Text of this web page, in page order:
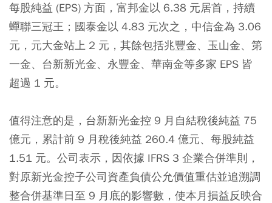
每股純益 (EPS) 方面，富邦金以 6.38 元居首，持續
蟬聯三冠王；國泰金以 4.83 元次之，中信金為 3.06
元，元大金站上 2 元，其餘包括兆豐金、玉山金、第
一金、台新新光金、永豐金、華南金等多家 EPS 皆
超過 1 元。
值得注意的是，台新新光金控 9 月自結稅後純益 75
億元，累計前 9 月稅後純益 260.4 億元、每股純益
1.51 元。公司表示，因依據 IFRS 3 企業合併準則，
對原新光金控子公司資產負債公允價值重估並追溯調
整合併基準日至 9 月底的影響數，使本月損益反映合